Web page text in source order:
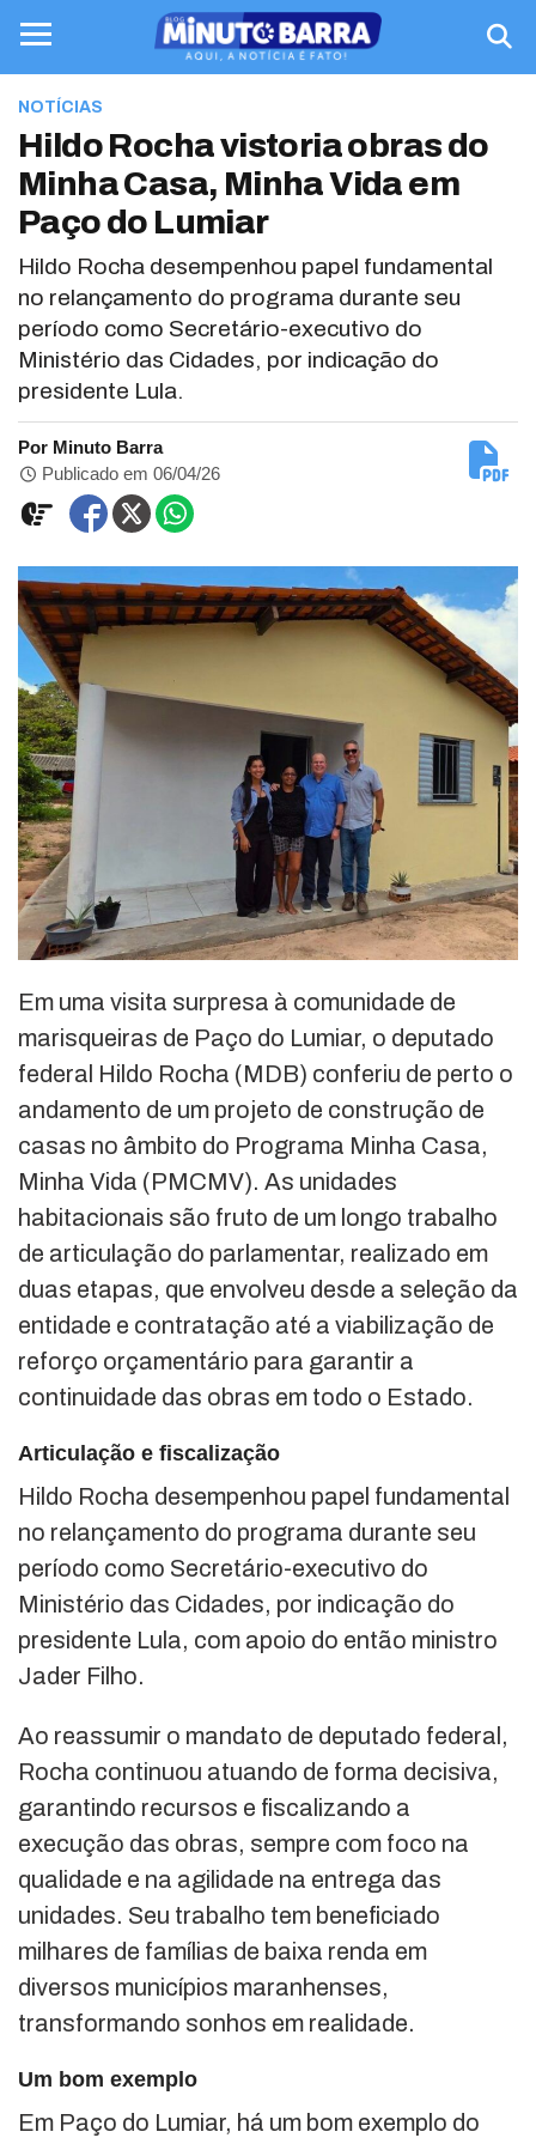
NOTÍCIAS
Hildo Rocha vistoria obras do
Minha Casa, Minha Vida em
Paço do Lumiar
Hildo Rocha desempenhou papel fundamental
no relançamento do programa durante seu
período como Secretário-executivo do
Ministério das Cidades, por indicação do
presidente Lula.
Por Minuto Barra
Publicado em 06/04/26
Em uma visita surpresa à comunidade de
marisqueiras de Paço do Lumiar, o deputado
federal Hildo Rocha (MDB) conferiu de perto o
andamento de um projeto de construção de
casas no âmbito do Programa Minha Casa,
Minha Vida (PMCMV). As unidades
habitacionais são fruto de um longo trabalho
de articulação do parlamentar, realizado em
duas etapas, que envolveu desde a seleção da
entidade e contratação até a viabilização de
reforço orçamentário para garantir a
continuidade das obras em todo o Estado.
Articulação e fiscalização
Hildo Rocha desempenhou papel fundamental
no relançamento do programa durante seu
período como Secretário-executivo do
Ministério das Cidades, por indicação do
presidente Lula, com apoio do então ministro
Jader Filho.
Ao reassumir o mandato de deputado federal,
Rocha continuou atuando de forma decisiva,
garantindo recursos e fiscalizando a
execução das obras, sempre com foco na
qualidade e na agilidade na entrega das
unidades. Seu trabalho tem beneficiado
milhares de famílias de baixa renda em
diversos municípios maranhenses,
transformando sonhos em realidade.
Um bom exemplo
Em Paço do Lumiar, há um bom exemplo do